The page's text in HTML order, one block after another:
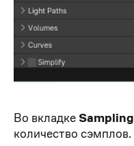
Во вкладке Sampling
количество сэмплов.